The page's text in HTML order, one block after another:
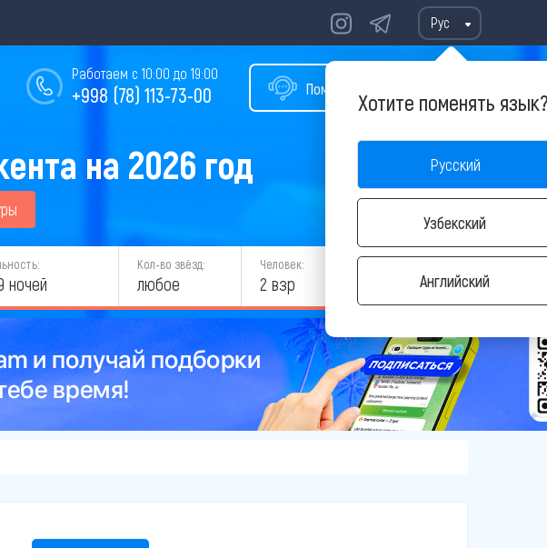
Рус
Хотите поменять
Русский
Узбекский
Английский
Помощь в подборе тура
Работаем с 10:00 до 19:00
+998 (78) 113-73-00
на 2026 год
ночей
Кол-во звёзд:
любое
Человек:
2 взр НАЙТИ